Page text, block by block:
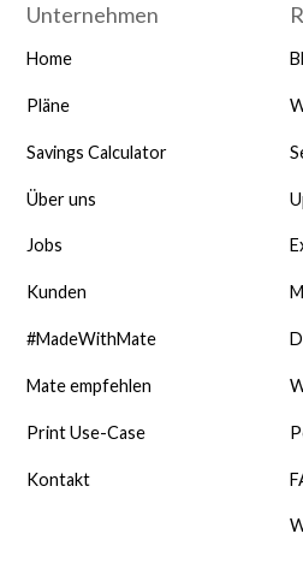
Unternehmen
Home
Pläne
Savings Calculator
Über uns
Jobs
Kunden
#MadeWithMate
Mate empfehlen
Print Use-Case
Kontakt